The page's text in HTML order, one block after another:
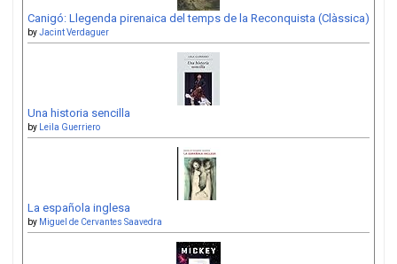
Canigó: Llegenda pirenaica del temps de la Reconquista (Clàssica)
byJacint Verdaguer
Una historia sencilla
by Leila Guerriero
La española inglesa
by Miguel de Cervantes Saavedra